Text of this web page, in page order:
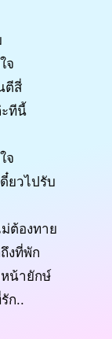
จ
ตีสี่
ะทีนี้
จ
ยวไปรับ
ต้องทาย
งที่พัก
น้ายักษ์
ก..